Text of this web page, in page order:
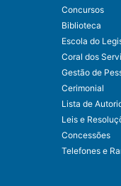
Concursos
Biblioteca
Escola do
Coral dos
Gestão de
Cerimonial
Lista de
Leis e
Concessões
Telefones e